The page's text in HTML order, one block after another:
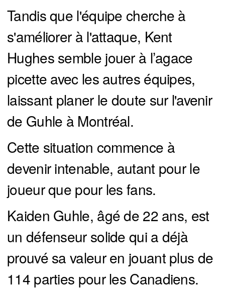
Tandis que l'équipe cherche à
s'améliorer à l'attaque, Kent
Hughes semble jouer à l’agace
picette avec les autres équipes,
laissant planer le doute sur l'avenir
de Guhle à Montréal.
Cette situation commence à
devenir intenable, autant pour le
joueur que pour les fans.
Kaiden Guhle, âgé de 22 ans, est
un défenseur solide qui a déjà
prouvé sa valeur en jouant plus de
114 parties pour les Canadiens.